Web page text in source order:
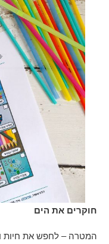
חוקרים את הים
המטרה – לחפש את חיות